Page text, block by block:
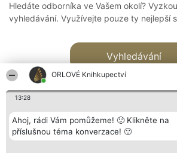
ORLOVÉ Knihkupectví
13:28
Ahoj, rádi Vám pomůžeme! 🙂 Klikněte na
příslušnou téma konverzace! 🙂
Hledáte odborníka ve Vašem okolí?
vyhledávání. Využívejte pouze ty nejlepší
Vyhledávání